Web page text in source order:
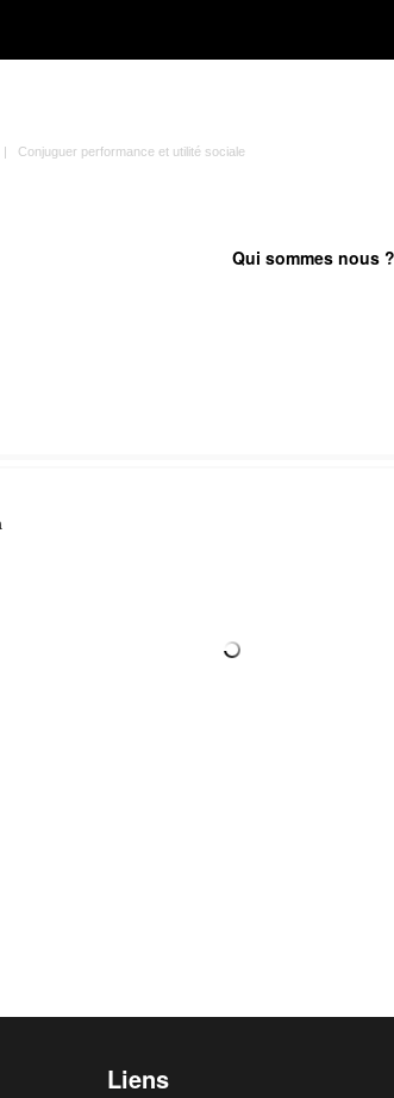
| Conjuguer performance et utilité sociale
Qui sommes nous ?
Liens